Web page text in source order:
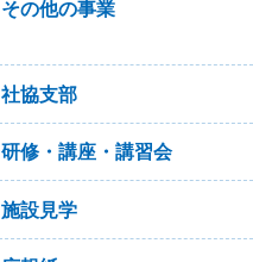
その他の事業
社協支部
研修・講座・講習会
施設見学